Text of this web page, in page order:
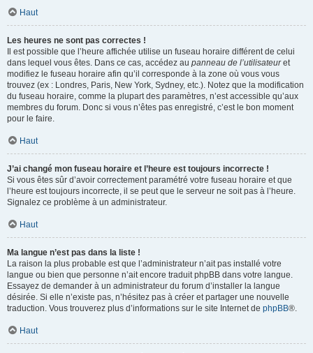
Haut
Les heures ne sont pas correctes !
Il est possible que l’heure affichée utilise un fuseau horaire différent de celui
dans lequel vous êtes. Dans ce cas, accédez au panneau de l’utilisateuret
modifiez le fuseau horaire afin qu’il corresponde à la zone où vous vous
trouvez (ex : Londres, Paris, New York, Sydney, etc.). Notez que la modification
du fuseau horaire, comme la plupart des paramètres, n’est accessible qu’aux
membres du forum. Donc si vous n’êtes pas enregistré, c’est le bon moment
pour le faire.
Haut
J’ai changé mon fuseau horaire et l’heure est toujours incorrecte !
Si vous êtes sûr d’avoir correctement paramétré votre fuseau horaire et que
l’heure est toujours incorrecte, il se peut que le serveur ne soit pas à l’heure.
Signalez ce problème à un administrateur.
Haut
Ma langue n’est pas dans la liste !
La raison la plus probable est que l’administrateur n’ait pas installé votre
langue ou bien que personne n’ait encore traduit phpBB dans votre langue.
Essayez de demander à un administrateur du forum d’installer la langue
désirée. Si elle n’existe pas, n’hésitez pas à créer et partager une nouvelle
traduction. Vous trouverez plus d’informations sur le site Internet de phpBB®.
Haut